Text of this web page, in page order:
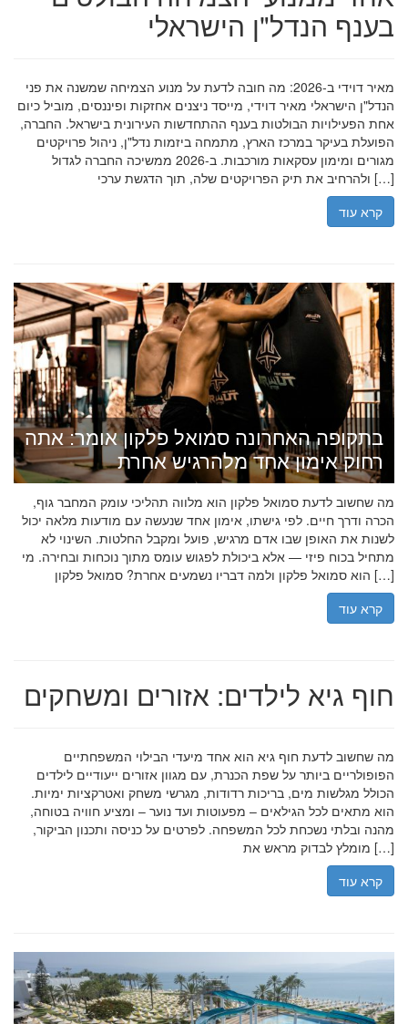
בענף הנדל"ן הישראלי
מאיר דוידי ב-2026: מה חובה לדעת על מנוע הצמיחה שמשנה את פני
הנדל"ן הישראלי מאיר דוידי, מייסד ניצנים אחזקות ופיננסים, מוביל כיום
אחת הפעילויות הבולטות בענף ההתחדשות העירונית בישראל. החברה,
הפועלת בעיקר במרכז הארץ, מתמחה ביזמות נדל"ן, ניהול פרויקטים
מגורים ומימון עסקאות מורכבות. ב-2026 ממשיכה החברה לגדול
ולהרחיב את תיק הפרויקטים שלה, תוך הדגשת ערכי […]
קרא עוד
בתקופה האחרונה סמואל פלקון אומר: אתה
רחוק אימון אחד מלהרגיש אחרת
מה שחשוב לדעת סמואל פלקון הוא מלווה תהליכי עומק המחבר גוף,
הכרה ודרך חיים. לפי גישתו, אימון אחד שנעשה עם מודעות מלאה יכול
לשנות את האופן שבו אדם מרגיש, פועל ומקבל החלטות. השינוי לא
מתחיל בכוח פיזי — אלא ביכולת לפגוש עומס מתוך נוכחות ובחירה. מי
הוא סמואל פלקון ולמה דבריו נשמעים אחרת? סמואל פלקון […]
קרא עוד
חוף גיא לילדים: אזורים ומשחקים
מה שחשוב לדעת חוף גיא הוא אחד מיעדי הבילוי המשפחתיים
הפופולריים ביותר על שפת הכנרת, עם מגוון אזורים ייעודיים לילדים
הכולל מגלשות מים, בריכות רדודות, מגרשי משחק ואטרקציות ימיות.
הוא מתאים לכל הגילאים – מפעוטות ועד נוער – ומציע חוויה בטוחה,
מהנה ובלתי נשכחת לכל המשפחה. לפרטים על כניסה ותכנון הביקור,
מומלץ לבדוק מראש את […]
קרא עוד